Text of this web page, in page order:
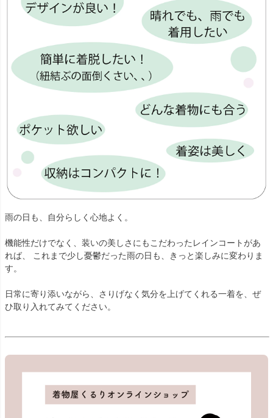
雨の日も、自分らしく心地よく。
機能性だけでなく、装いの美しさにもこだわったレインコートがあ
れば、 これまで少し憂鬱だった雨の日も、きっと楽しみに変わりま
す。
日常に寄り添いながら、さりげなく気分を上げてくれる一着を、ぜ
ひ取り入れてみてください。